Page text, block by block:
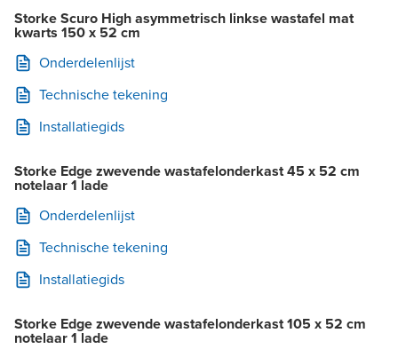
Storke Scuro High asymmetrisch linkse wastafel mat
kwarts 150 x 52 cm
Onderdelenlijst
Technische tekening
Installatiegids
Storke Edge zwevende wastafelonderkast 45 x 52 cm
notelaar 1 lade
Onderdelenlijst
Technische tekening
Installatiegids
Storke Edge zwevende wastafelonderkast 105 x 52 cm
notelaar 1 lade